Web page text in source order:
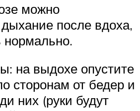
можно
после вдоха,
на выдохе опустите
сторонам от бедер и
них (руки будут